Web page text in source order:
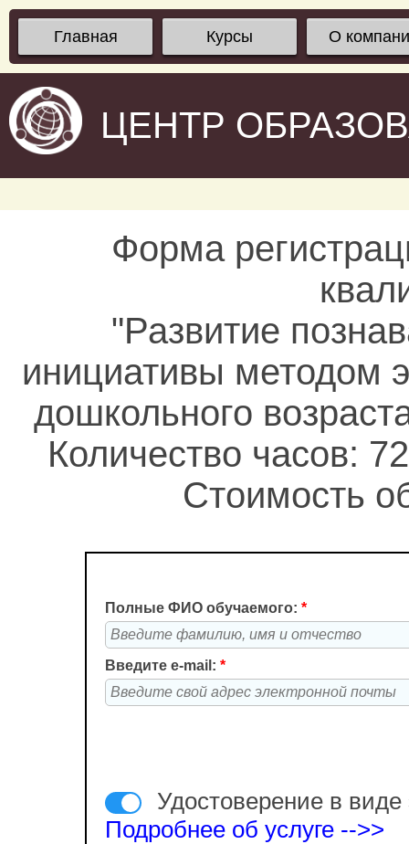
Главная Курсы О
ЦЕНТР
Форма
"Развитие
инициативы методом
дошкольного
Количество часов:
Стоимость
Полные ФИО обучаемого: *
Введите e-mail: *
Удостоверение в виде
Подробнее об услуге -->>